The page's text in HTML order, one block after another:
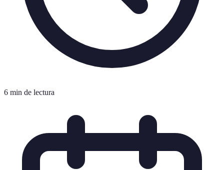
6 min de lectura